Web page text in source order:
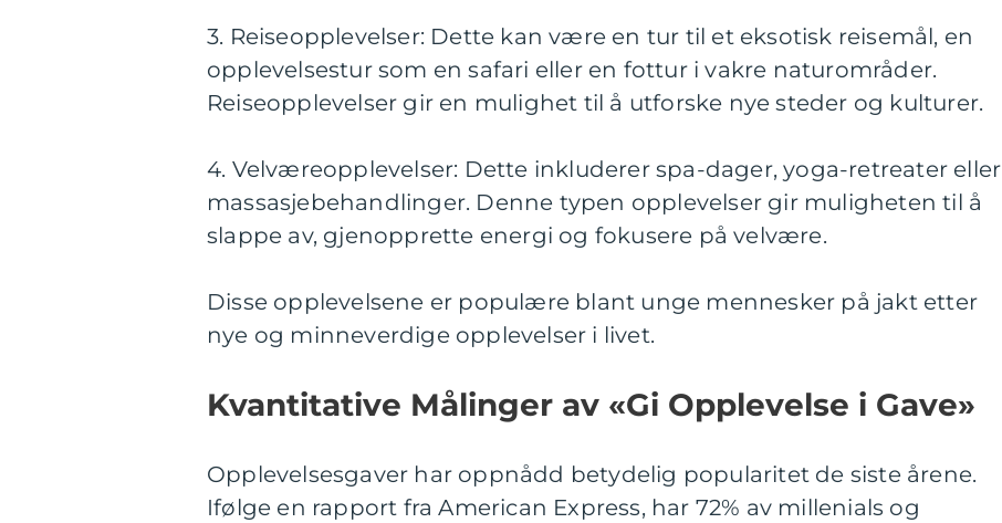
3. Reiseopplevelser: Dette kan være en tur til et eksotisk reisemål, en
opplevelsestur som en safari eller en fottur i vakre naturområder.
Reiseopplevelser gir en mulighet til å utforske nye steder og kulturer.
4. Velværeopplevelser: Dette inkluderer spa-dager, yoga-retreater eller
massasjebehandlinger. Denne typen opplevelser gir muligheten til å
slappe av, gjenopprette energi og fokusere på velvære.
Disse opplevelsene er populære blant unge mennesker på jakt etter
nye og minneverdige opplevelser i livet.
Kvantitative Målinger av «Gi Opplevelse i Gave»
Opplevelsesgaver har oppnådd betydelig popularitet de siste årene.
Ifølge en rapport fra American Express, har 72% av millenials og